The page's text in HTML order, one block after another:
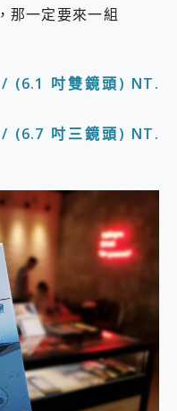
那一定要來一組
(6.1 吋雙鏡頭) NT.
(6.7 吋三鏡頭) NT.